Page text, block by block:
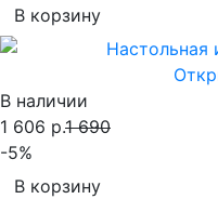
В корзину
В наличии
1 606 р.1 690
-5%
В корзину